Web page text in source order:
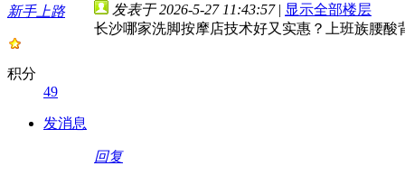
新手上路
积分
49
发消息
发表于 2026-5-27 11:43:57 | 显示全部楼层
长沙哪家洗脚按摩店技术好又实惠？上班族腰酸
回复